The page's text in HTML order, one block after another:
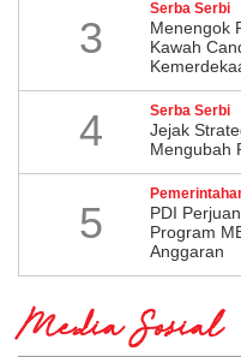
3
Serba Serbi
Menengok
Kawah
4 Serba Serbi
Jejak
Mengubah
5
PDI
Program
Anggaran
Media Sosial